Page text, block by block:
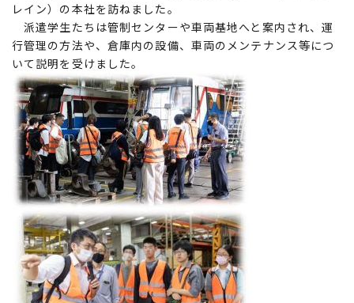
レイン）の本社を訪ねました。
派遣学生たちは管制センターや車両基地へと案内され、運
行管理の方法や、倉庫内の設備、車両のメンテナンス等につ
いて説明を受けました。